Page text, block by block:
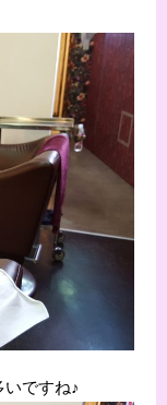
ですね♪